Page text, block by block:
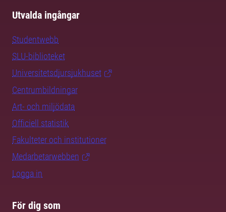
Utvalda ingångar
Studentwebb
SLU-biblioteket
Universitetsdjursjukhuset
Centrumbildningar
Art- och miljödata
Officiell statistik
Fakulteter och institutioner
Medarbetarwebben
Logga in
För dig som